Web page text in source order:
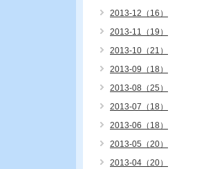
2013-12（16）
2013-11（19）
2013-10（21）
2013-09（18）
2013-08（25）
2013-07（18）
2013-06（18）
2013-05（20）
2013-04（20）